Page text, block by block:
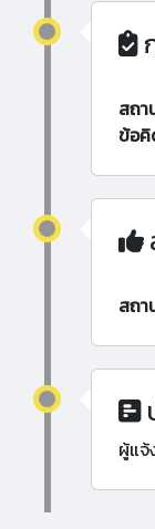
สถา
ข้อคิ
สถา
ผู้แจ้